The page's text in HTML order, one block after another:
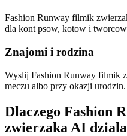
Fashion Runway filmik
dla kont psow, kotow i
Znajomi i rodzina
Wyslij Fashion Runway filmik
meczu albo przy okazji urodzin.
Dlaczego Fashion
zwierzaka AI dziala